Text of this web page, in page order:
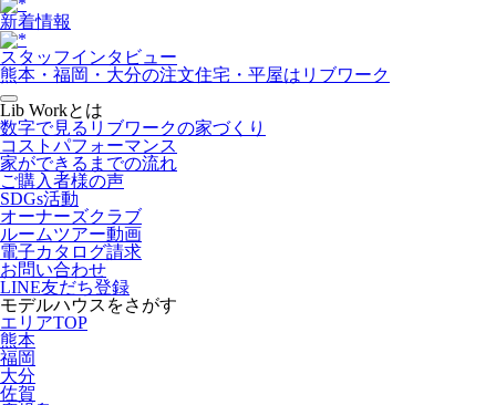
新着情報
スタッフインタビュー
熊本・福岡・大分の注文住宅・平屋はリブワーク
Lib Workとは
数字で見るリブワークの家づくり
コストパフォーマンス
家ができるまでの流れ
ご購入者様の声
SDGs活動
オーナーズクラブ
ルームツアー動画
電子カタログ請求
お問い合わせ
LINE友だち登録
モデルハウスをさがす
エリアTOP
熊本
福岡
大分
佐賀